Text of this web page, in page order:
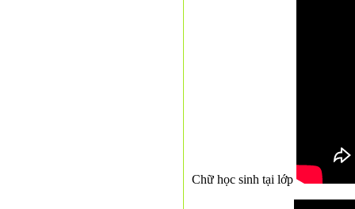
Chữ học sinh tại lớp